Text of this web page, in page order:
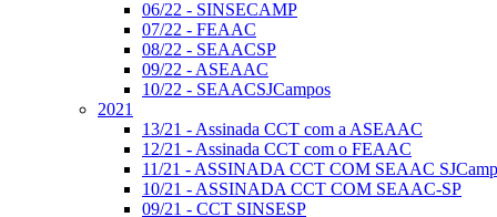
06/22 - SINSECAMP
07/22 - FEAAC
08/22 - SEAACSP
09/22 - ASEAAC
10/22 - SEAACSJCampos
2021
13/21 - Assinada CCT com a ASEAAC
12/21 - Assinada CCT com o FEAAC
11/21 - ASSINADA CCT COM SEAAC
10/21 - ASSINADA CCT COM SEAAC-SP
09/21 - CCT SINSESP